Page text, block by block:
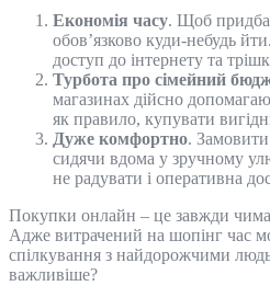
Економія часу. Щоб
обов’язково куди-небудь
доступ до інтернету та
Турбота про сімейний
магазинах дійсно
як правило, купувати
Дуже комфортно.
сидячи вдома у зручному
не радувати і оперативна
Покупки онлайн – це завжди
Адже витрачений на шопінг час
спілкування з найдорожчими
важливіше?